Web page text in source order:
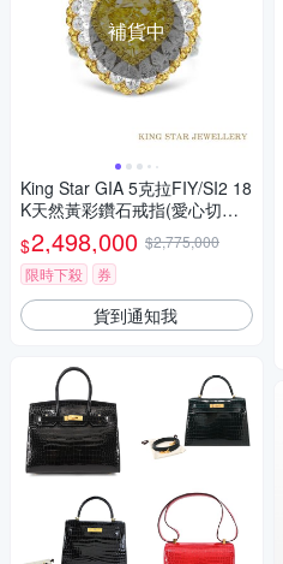
補貨中
King Star GIA 5克拉FIY/SI2 18
K天然黃彩鑽石戒指(愛心切工)
戒墜兩用
$2,498,000 $2,775,000
限時下殺
券
貨到通知我